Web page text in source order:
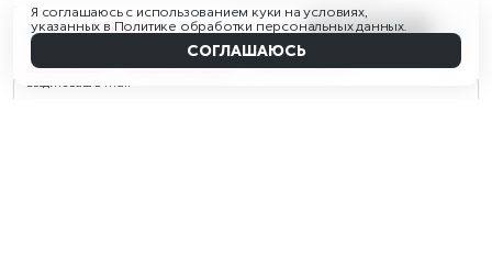
1 899 ₽- 49 % В КОРЗИНУ
Авторизуйтесьилизарегистрируйтесьи получите бонусы!
И получите скидку 350 ₽ на первый заказ от 3 500 ₽, а также
доступ к ограниченным распродажам и новостям бренда
Наверх
Я соглашаюсь с использованием куки на условиях,
указанных в Политике обработки персональных данных.
СОГЛАШАЮСЬ